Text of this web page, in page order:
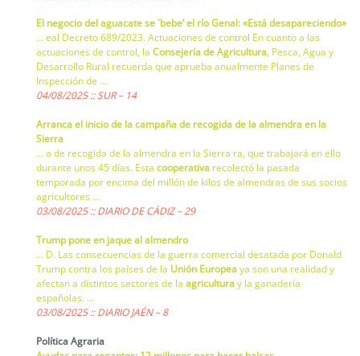
El negocio del aguacate se `bebe’ el río Genal: «Está desapareciendo»
… eal Decreto 689/2023. Actuaciones de control En cuanto a las
actuaciones de control, la Consejería de Agricultura, Pesca, Agua y
Desarrollo Rural recuerda que aprueba anualmente Planes de
Inspección de …
04/08/2025 :: SUR – 14
Arranca el inicio de la campaña de recogida de la almendra en la
Sierra
… a de recogida de la almendra en la Sierra ra, que trabajará en ello
durante unos 45 días. Esta cooperativa recolectó la pasada
temporada por encima del millón de kilos de almendras de sus socios
agricultores …
03/08/2025 :: DIARIO DE CÁDIZ – 29
Trump pone en jaque al almendro
… D. Las consecuencias de la guerra comercial desatada por Donald
Trump contra los países de la Unión Europeaya son una realidad y
afectan a distintos sectores de la agriculturay la ganadería
españolas. …
03/08/2025 :: DIARIO JAÉN – 8
Política Agraria